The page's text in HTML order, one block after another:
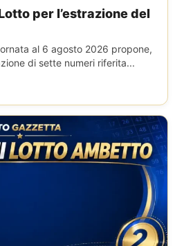
per l’estrazione del
al 6 agosto 2026 propone,
di sette numeri riferita...